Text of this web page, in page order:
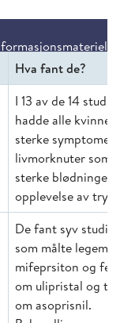
Hva fant de?
I 13 av de 14
hadde alle
sterke symptomer
livmorknuter som
sterke blødninger
opplevelse av
De fant syv studier
som målte
mifeprsiton og fem
om ulipristal og to
om asoprisnil.